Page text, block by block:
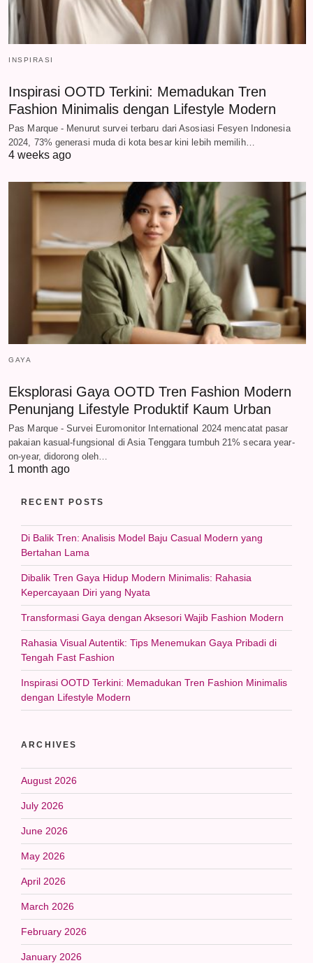
INSPIRASI
Inspirasi OOTD Terkini: Memadukan Tren
Fashion Minimalis dengan Lifestyle Modern
Pas Marque - Menurut survei terbaru dari Asosiasi Fesyen Indonesia
2024, 73% generasi muda di kota besar kini lebih memilih…
4 weeks ago
GAYA
Eksplorasi Gaya OOTD Tren Fashion Modern
Penunjang Lifestyle Produktif Kaum Urban
Pas Marque - Survei Euromonitor International 2024 mencatat pasar
pakaian kasual-fungsional di Asia Tenggara tumbuh 21% secara year-
on-year, didorong oleh…
1 month ago
RECENT POSTS
Di Balik Tren: Analisis Model Baju Casual Modern yang
Bertahan Lama
Dibalik Tren Gaya Hidup Modern Minimalis: Rahasia
Kepercayaan Diri yang Nyata
Transformasi Gaya dengan Aksesori Wajib Fashion Modern
Rahasia Visual Autentik: Tips Menemukan Gaya Pribadi di
Tengah Fast Fashion
Inspirasi OOTD Terkini: Memadukan Tren Fashion Minimalis
dengan Lifestyle Modern
ARCHIVES
August 2026
July 2026
June 2026
May 2026
April 2026
March 2026
February 2026
January 2026